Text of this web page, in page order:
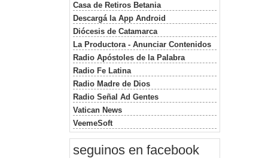
Casa de Retiros Betania
Descargá la App Android
Diócesis de Catamarca
La Productora - Anunciar Contenidos
Radio Apóstoles de la Palabra
Radio Fe Latina
Radio Madre de Dios
Radio Señal Ad Gentes
Vatican News
VeemeSoft
seguinos en facebook